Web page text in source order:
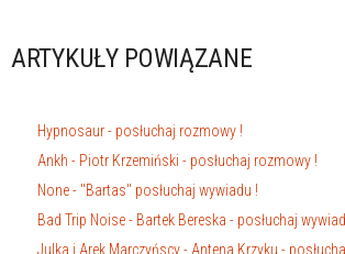
ARTYKUŁY POWIĄZANE
Hypnosaur - posłuchaj rozmowy !
Ankh - Piotr Krzemiński - posłuchaj rozmowy !
None - "Bartas" posłuchaj wywiadu !
Bad Trip Noise - Bartek Bereska - posłuchaj
Julka i Arek Marczyńscy - Antena Krzyku -